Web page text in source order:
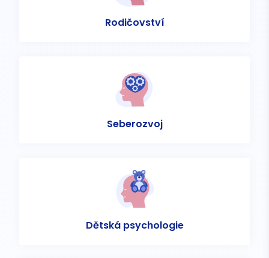
Rodičovství
Seberozvoj
Dětská psychologie